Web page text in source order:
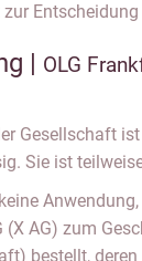
zur Entscheidung
| OLG
Gesellschaft
Sie ist
(X AG) zum
bestellt,